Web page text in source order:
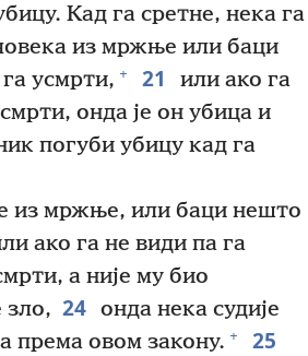
Кад га сретне, нека га
из мржње или баци
усмрти, + 21
или ако га
онда је он убица и
погуби убицу кад га
из мржње, или баци нешто
ако га не види па га
а није му био
зло, 24 онда нека судије
према овом закону. + 25